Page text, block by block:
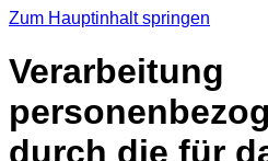
Zum Hauptinhalt springen
Verarbeitung
durch die für